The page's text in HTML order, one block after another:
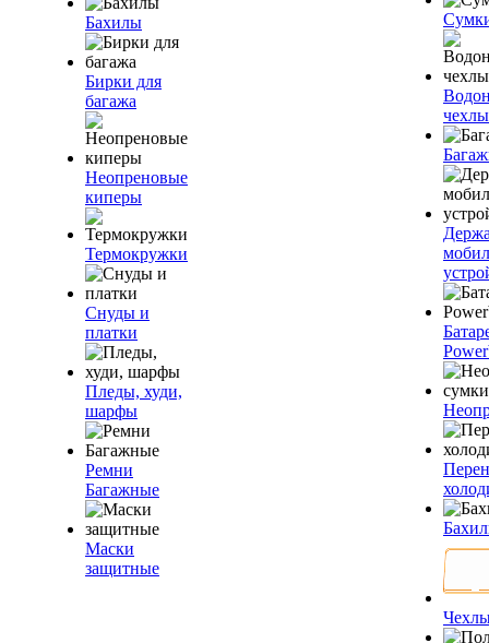
Бахилы
Бирки для
багажа
Неопреновые
киперы
Термокружки
Снуды и
платки
Пледы, худи,
шарфы
Ремни
Багажные
Маски
защитные